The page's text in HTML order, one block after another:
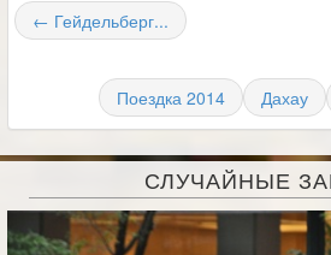
← Гейдельберг...
Поездка 2014
Дахау
СЛУЧАЙНЫЕ